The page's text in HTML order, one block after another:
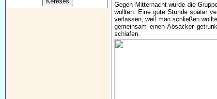
Gegen Mitternacht wurde die
wollten. Eine gute Stunde später
verlassen, weil man schließen
gemeinsam einen Absacker
schlafen.